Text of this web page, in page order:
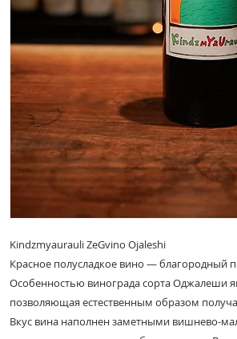
Kindzmyaurauli ZeGvino Ojaleshi
Красное полусладкое вино — благородный
Особенностью винограда сорта Оджалеши
позволяющая естественным образом
Вкус вина наполнен заметными вишнево-